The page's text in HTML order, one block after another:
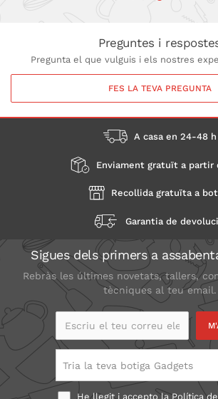
Preguntes i
Pregunta el que vulguis i els nostres
FES LA TEVA PREGUNTA
A casa en 24-48 h
Enviament gratuït a partir
Recollida gratuïta a
Garantia de
Sigues dels primers a
Rebràs les últimes novetats, tallers,
tècniques al teu email.
Escriu el teu correu
Tria la teva botiga Gadgets
He llegit i accepto laPolítica